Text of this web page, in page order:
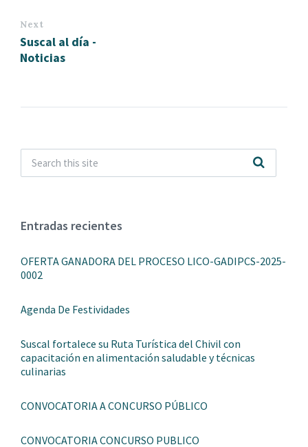
Next
Suscal al día -
Noticias
Entradas recientes
OFERTA GANADORA DEL PROCESO LICO-GADIPCS-2025-
0002
Agenda De Festividades
Suscal fortalece su Ruta Turística del Chivil con
capacitación en alimentación saludable y técnicas
culinarias
CONVOCATORIA A CONCURSO PÚBLICO
CONVOCATORIA CONCURSO PUBLICO